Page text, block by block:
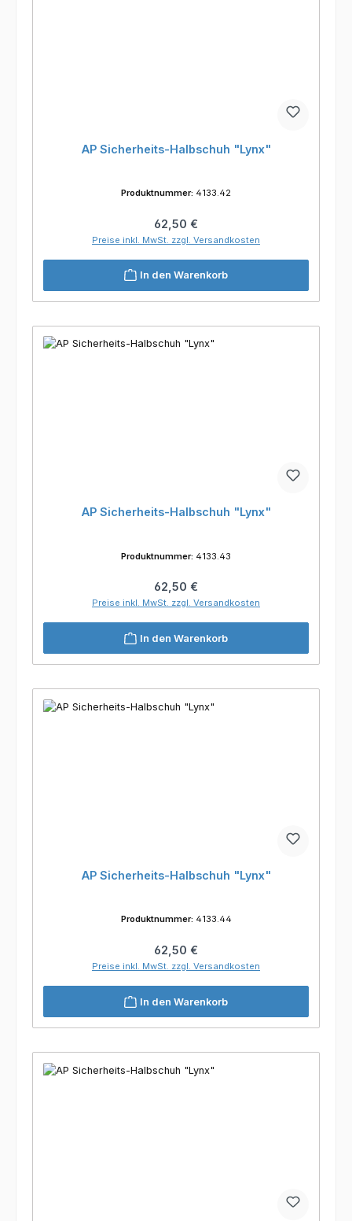
AP Sicherheits-Halbschuh "Lynx"
Produktnummer: 4133.42
Regulärer Preis:
62,50 €
Preise inkl. MwSt. zzgl. Versandkosten
In den Warenkorb
AP Sicherheits-Halbschuh "Lynx"
Produktnummer: 4133.43
Regulärer Preis:
62,50 €
Preise inkl. MwSt. zzgl. Versandkosten
In den Warenkorb
AP Sicherheits-Halbschuh "Lynx"
Produktnummer: 4133.44
Regulärer Preis:
62,50 €
Preise inkl. MwSt. zzgl. Versandkosten
In den Warenkorb